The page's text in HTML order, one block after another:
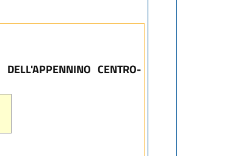
CENTRO-